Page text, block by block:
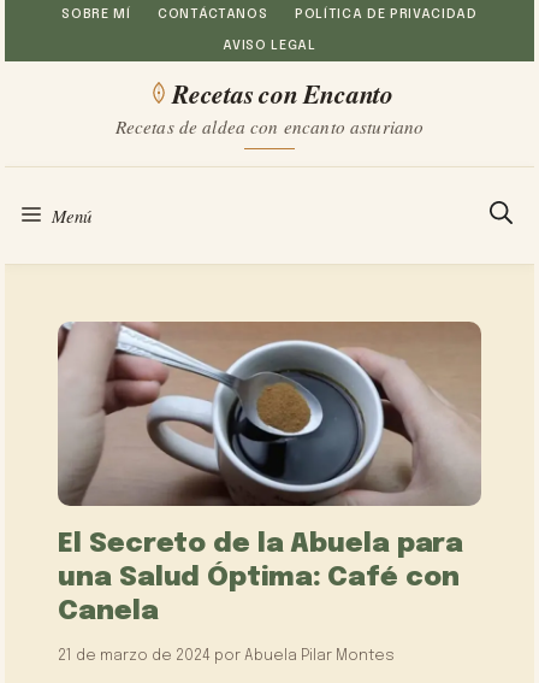
Saltar
al
SOBRE MÍ CONTÁCTANOS POLÍTICA DE PRIVACIDAD
AVISO LEGAL
Recetas con Encanto
Recetas de aldea con encanto asturiano
Menú
El Secreto de la Abuela para
una Salud Óptima: Café con
Canela
21 de marzo de 2024 porAbuela Pilar Montes